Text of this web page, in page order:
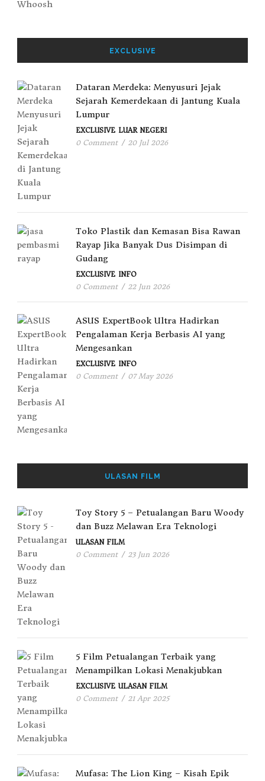
EXCLUSIVE
Dataran Merdeka: Menyusuri Jejak
Sejarah Kemerdekaan di Jantung Kuala
Lumpur
EXCLUSIVE LUAR NEGERI
0 Comment / 20 Jul 2026
Toko Plastik dan Kemasan Bisa Rawan
Rayap Jika Banyak Dus Disimpan di
Gudang
EXCLUSIVE INFO
0 Comment / 22 Jun 2026
ASUS ExpertBook Ultra Hadirkan
Pengalaman Kerja Berbasis AI yang
Mengesankan
EXCLUSIVE INFO
0 Comment / 07 May 2026
ULASAN FILM
Toy Story 5 – Petualangan Baru Woody
dan Buzz Melawan Era Teknologi
ULASAN FILM
0 Comment / 23 Jun 2026
5 Film Petualangan Terbaik yang
Menampilkan Lokasi Menakjubkan
EXCLUSIVE ULASAN FILM
0 Comment / 21 Apr 2025
Mufasa: The Lion King – Kisah Epik